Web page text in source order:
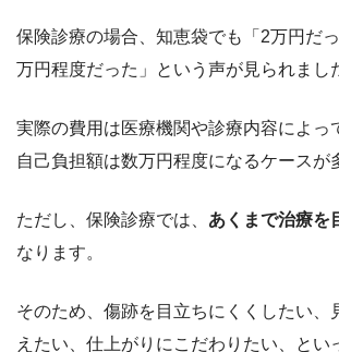
保険診療の場合、知恵袋でも「2万円だ
万円程度だった」という声が見られまし
実際の費用は医療機関や診療内容によっ
自己負担額は数万円程度になるケースが
ただし、保険診療では、 あくまで治療を
なります。
そのため、傷跡を目立ちにくくしたい、
えたい、仕上がりにこだわりたい、とい